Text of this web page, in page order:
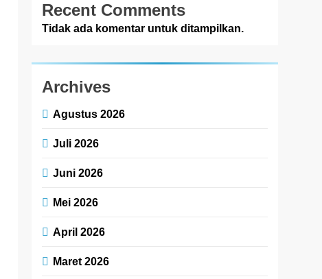
Recent Comments
Tidak ada komentar untuk ditampilkan.
Archives
Agustus 2026
Juli 2026
Juni 2026
Mei 2026
April 2026
Maret 2026